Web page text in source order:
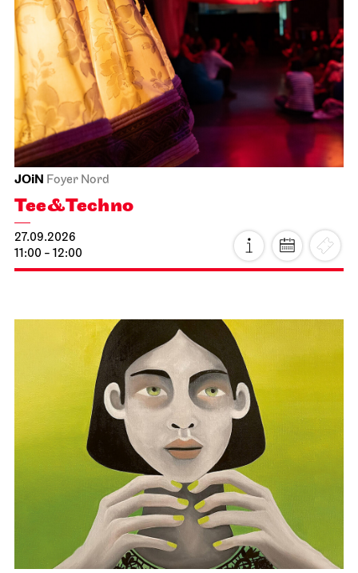
JOiN Foyer Nord
Tee&Techno
27.09.2026
11:00 - 12:00